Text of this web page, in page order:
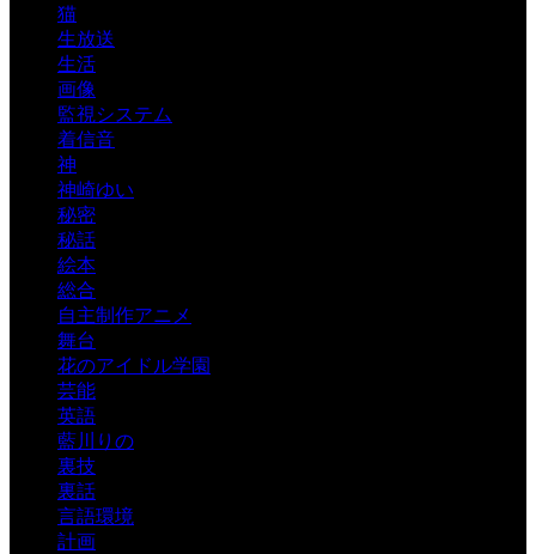
猫
生放送
生活
画像
監視システム
着信音
神
神崎ゆい
秘密
秘話
絵本
総合
自主制作アニメ
舞台
花のアイドル学園
芸能
英語
藍川りの
裏技
裏話
言語環境
計画